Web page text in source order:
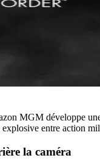
MGM développe
explosive entre action
la caméra